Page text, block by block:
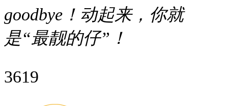
goodbye！动起来，你就
是“最靓的仔”！
3619